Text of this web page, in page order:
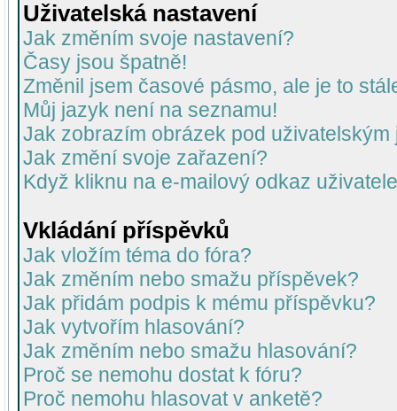
Uživatelská nastavení
Jak změním svoje nastavení?
Časy jsou špatně!
Změnil jsem časové pásmo, ale je to
Můj jazyk není na seznamu!
Jak zobrazím obrázek pod uživatelským
Jak změní svoje zařazení?
Když kliknu na e-mailový odkaz
Vkládání příspěvků
Jak vložím téma do fóra?
Jak změním nebo smažu příspěvek?
Jak přidám podpis k mému příspěvku?
Jak vytvořím hlasování?
Jak změním nebo smažu hlasování?
Proč se nemohu dostat k fóru?
Proč nemohu hlasovat v anketě?